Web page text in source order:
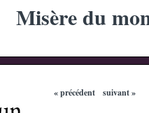
Misère du
« précédent suivant »